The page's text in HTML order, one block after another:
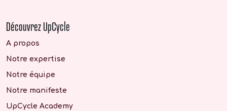
Découvrez UpCycle
A propos
Notre expertise
Notre équipe
Notre manifeste
UpCycle Academy